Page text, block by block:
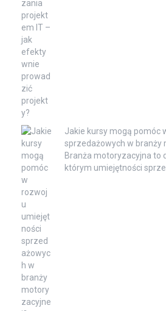
Jakie kursy mogą pomóc
sprzedażowych w branży
Branża motoryzacyjna to
którym umiejętności